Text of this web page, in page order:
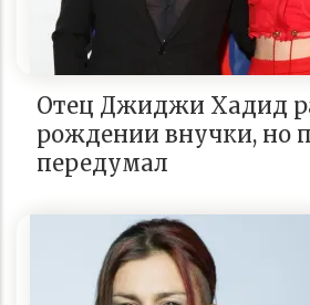
Отец Джиджи Хадид
рождении внучки, но
передумал